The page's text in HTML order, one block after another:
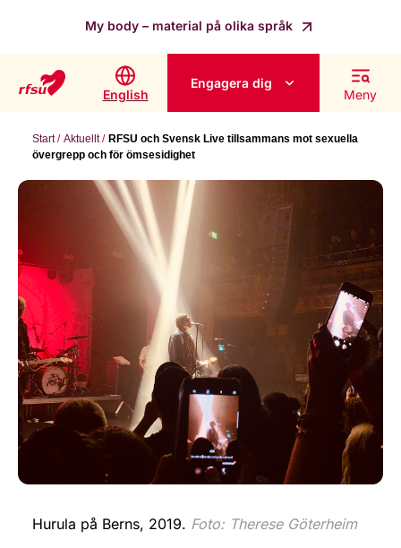
My body – material på olika språk
English
Engagera dig
Meny
Start Aktuellt
RFSU och Svensk Live tillsammans mot sexuella
övergrepp och för ömsesidighet
Hurula på Berns, 2019. Foto: Therese Göterheim